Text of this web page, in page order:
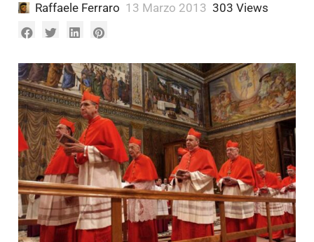
Raffaele Ferraro 13 Marzo 2013 303 Views